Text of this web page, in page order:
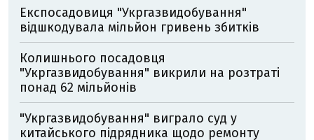
Експосадовиця "Укргазвидобування"
відшкодувала мільйон гривень збитків
Колишнього посадовця
"Укргазвидобування" викрили на розтраті
понад 62 мільйонів
"Укргазвидобування" виграло суд у
китайського підрядника щодо ремонту